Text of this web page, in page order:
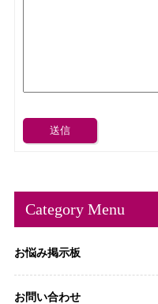
送信
Category Menu
お悩み掲示板
お問い合わせ